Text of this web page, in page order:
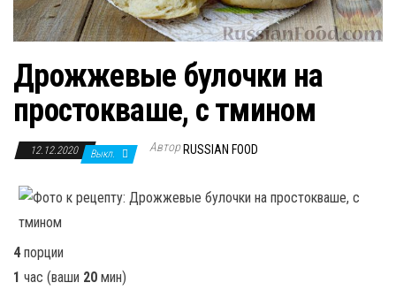
Дрожжевые булочки на
простокваше, с тмином
12.12.2020 Выкл. Автор RUSSIAN FOOD
4 порции
1 час (ваши 20 мин)